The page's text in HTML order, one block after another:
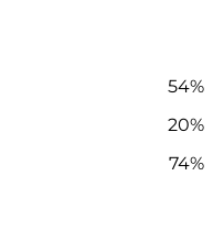
54%
20%
74%